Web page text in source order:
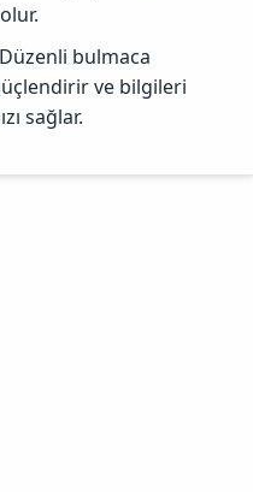
Düzenli bulmaca
güçlendirir ve bilgileri
sağlar.